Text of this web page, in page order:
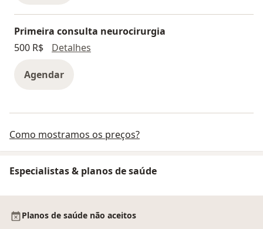
Primeira consulta neurocirurgia
500 R$
Detalhes
Agendar
Como mostramos os preços?
Especialistas & planos de saúde
Planos de saúde não aceitos